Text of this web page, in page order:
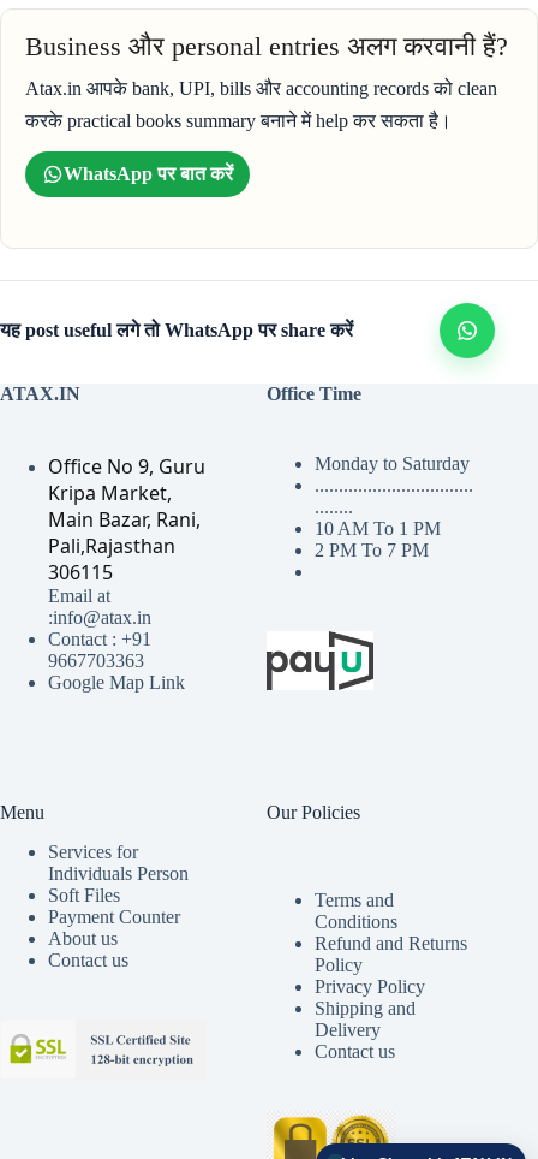
Business और personal entries अलग करवानी हैं?
Atax.in आपके bank, UPI, bills और accounting records को clean
करके practical books summary बनाने में help कर सकता है।
WhatsApp पर बात करें
यह post useful लगे तो WhatsApp पर share करें
ATAX.IN
Office No 9, Guru
Kripa Market,
Main Bazar, Rani,
Pali,Rajasthan
306115
Email at
:info@atax.in
Contact : +91
9667703363
Google Map Link
Office Time
Monday to Saturday
.................................
........
10 AM To 1 PM
2 PM To 7 PM
Menu
Services for
Individuals Person
Soft Files
Payment Counter
About us
Contact us
Our Policies
Terms and
Conditions
Refund and Returns
Policy
Privacy Policy
Shipping and
Delivery
Contact us